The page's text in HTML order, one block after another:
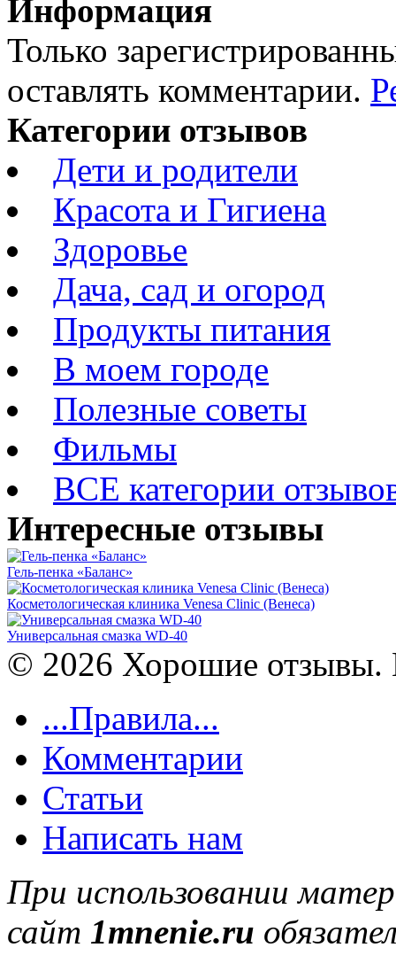
Информация
Только
оставлять комментарии.
Категории отзывов
Дети и родители
Красота и Гигиена
Здоровье
Дача, сад и огород
Продукты питания
В моем городе
Полезные советы
Фильмы
ВСЕ категории
Интересные отзывы
Гель-пенка «Баланс»
Косметологическая клиника Venesa Clinic (Венеса)
Универсальная смазка WD-40
© 2026 Хорошие отзывы.
...Правила...
Комментарии
Статьи
Написать нам
При использовании
сайт 1mnenie.ru